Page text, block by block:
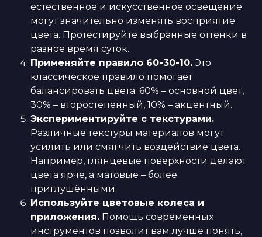
естественное и искусственное освещение
могут значительно изменять восприятие
цвета. Протестируйте выбранные оттенки в
разное время суток.
Применяйте правило 60-30-10. Это
классическое правило помогает
балансировать цвета: 60% – основной цвет,
30% – второстепенный, 10% – акцентный.
Экспериментируйте с текстурами.
Различные текстуры материалов могут
усилить или смягчить воздействие цвета.
Например, глянцевые поверхности делают
цвета ярче, а матовые – более
приглушёнными.
Используйте цветовые колеса и
приложения. Помощь современных
инструментов позволит вам лучше понять,